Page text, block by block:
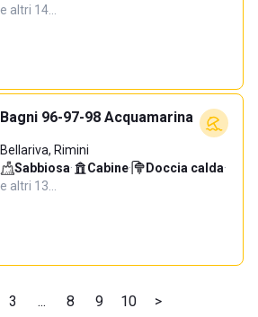
e altri 14…
Bagni 96-97-98 Acquamarina
Bellariva, Rimini
Sabbiosa· Cabine· Doccia calda·
e altri 13…
3 ... 8 9 10 >